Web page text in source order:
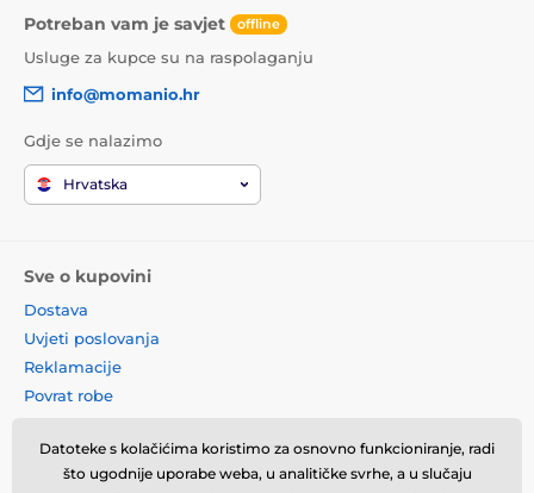
Potreban vam je savjet offline
Usluge za kupce su na raspolaganju
info@momanio.hr
Gdje se nalazimo
Hrvatska
Sve o kupovini
Dostava
Uvjeti poslovanja
Reklamacije
Povrat robe
Načela o korištenju kolačića
Kontaktne informacije
Datoteke s kolačićima koristimo za osnovno funkcioniranje, radi
što ugodnije uporabe weba, u analitičke svrhe, a u slučaju